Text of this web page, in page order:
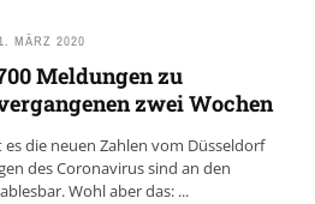
MÄRZ 2020
Meldungen zu
zwei Wochen
die neuen Zahlen vom Düsseldorf
des Coronavirus sind an den
Wohl aber das: ...